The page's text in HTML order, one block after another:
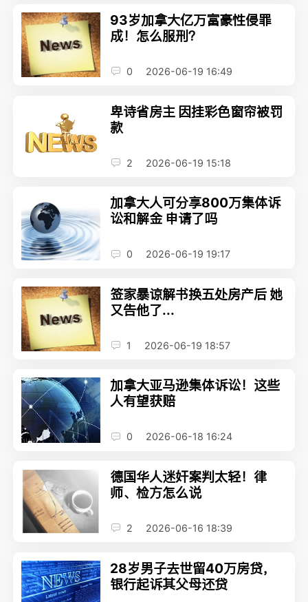
93岁加拿大亿万富豪性侵罪
成！怎么服刑？
0 2026-06-19 16:49
卑诗省房主 因挂彩色窗帘被罚
款
2 2026-06-19 15:18
加拿大人可分享800万集体诉
讼和解金 申请了吗
0 2026-06-19 19:17
签家暴谅解书换五处房产后 她
又告他了...
1 2026-06-19 18:57
加拿大亚马逊集体诉讼！这些
人有望获赔
0 2026-06-18 16:24
德国华人迷奸案判太轻！律
师、检方怎么说
2 2026-06-16 18:39
28岁男子去世留40万房贷，
银行起诉其父母还贷